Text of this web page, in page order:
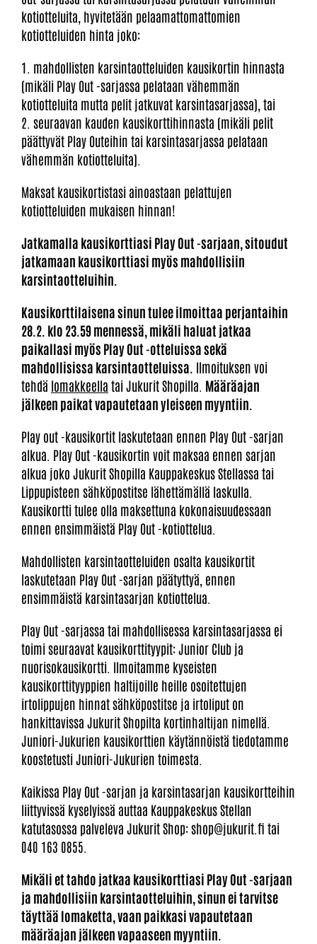
kotiotteluita, hyvitetään pelaamattomattomien
kotiotteluiden hinta joko:
1. mahdollisten karsintaotteluiden kausikortin hinnasta
(mikäli Play Out -sarjassa pelataan vähemmän
kotiotteluita mutta pelit jatkuvat karsintasarjassa), tai
2. seuraavan kauden kausikorttihinnasta (mikäli pelit
päättyvät Play Outeihin tai karsintasarjassa pelataan
vähemmän kotiotteluita).
Maksat kausikortistasi ainoastaan pelattujen
kotiotteluiden mukaisen hinnan!
Jatkamalla kausikorttiasi Play Out -sarjaan, sitoudut
jatkamaan kausikorttiasi myös mahdollisiin
karsintaotteluihin.
Kausikorttilaisena sinun tulee ilmoittaa perjantaihin
28.2. klo 23.59 mennessä, mikäli haluat jatkaa
paikallasi myös Play Out -otteluissa sekä
mahdollisissa karsintaotteluissa. Ilmoituksen voi
tehdä lomakkeella tai Jukurit Shopilla. Määräajan
jälkeen paikat vapautetaan yleiseen myyntiin.
Play out -kausikortit laskutetaan ennen Play Out -sarjan
alkua. Play Out -kausikortin voit maksaa ennen sarjan
alkua joko Jukurit Shopilla Kauppakeskus Stellassa tai
Lippupisteen sähköpostitse lähettämällä laskulla.
Kausikortti tulee olla maksettuna kokonaisuudessaan
ennen ensimmäistä Play Out -kotiottelua.
Mahdollisten karsintaotteluiden osalta kausikortit
laskutetaan Play Out -sarjan päätyttyä, ennen
ensimmäistä karsintasarjan kotiottelua.
Play Out -sarjassa tai mahdollisessa karsintasarjassa ei
toimi seuraavat kausikorttityypit: Junior Club ja
nuorisokausikortti. Ilmoitamme kyseisten
kausikorttityyppien haltijoille heille osoitettujen
irtolippujen hinnat sähköpostitse ja irtoliput on
hankittavissa Jukurit Shopilta kortinhaltijan nimellä.
Juniori-Jukurien kausikorttien käytännöistä tiedotamme
koostetusti Juniori-Jukurien toimesta.
Kaikissa Play Out -sarjan ja karsintasarjan kausikortteihin
liittyvissä kyselyissä auttaa Kauppakeskus Stellan
katutasossa palveleva Jukurit Shop: shop@jukurit.fi tai
040 163 0855.
Mikäli et tahdo jatkaa kausikorttiasi Play Out -sarjaan
ja mahdollisiin karsintaotteluihin, sinun ei tarvitse
täyttää lomaketta, vaan paikkasi vapautetaan
määräajan jälkeen vapaaseen myyntiin.